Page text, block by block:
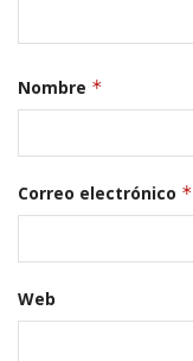
Nombre *
Correo electrónico *
Web